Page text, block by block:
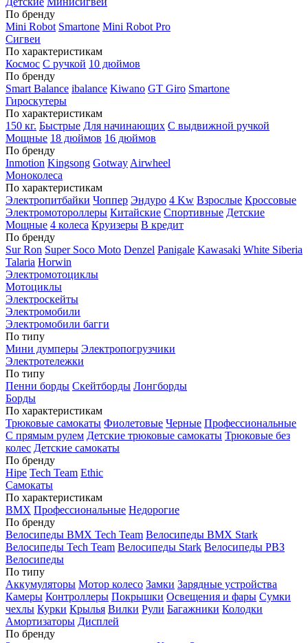
По бренду
Mini Robot Smartone Mini Robot Pro
Сигвеи
По характеристикам
Космос С ручкой 10 дюймов
По бренду
Smart Balance ibalance Kiwano GT Giro Smartone
Гироскутеры
По характеристикам
150 кг. Быстрые Для начинающих С выдвижной ручкой
Мощные 18 дюймов 16 дюймов
По бренду
Inmotion Kingsong Gotway Airwheel
Моноколеса
По характеристикам
Электропитбайки Чоппер Эндуро 4 Kw Взрослые Кроссовые
Электромотороллеры Китайские Спортивные Детские
Мощные 4 колеса Круизеры В кредит
По бренду
Sur Ron Super Soco Moto Denzel Panigale Kawasaki White Siberia
Talaria Horwin
Электромотоциклы
Мотоциклы
Электроскейты
Электромобили
Электромобили багги
По типу
Мини думперы Электропогрузчики
Электротележки
По типу
Пенни борды Скейтборды Лонгборды
Борды
По характеристикам
Трюковые самокаты Фиолетовые Черные Профессиональные
С прямым рулем Детские трюковые самокаты Трюковые без
колес Детские самокаты
По бренду
Hipe Tech Team Ethic
Самокаты
По характеристикам
BMX Профессиональные Недорогие
По бренду
Велосипеды BMX Tech Team Велосипеды BMX Stark
Велосипеды Tech Team Велосипеды Stark Велосипеды РВЗ
Велосипеды
По типу
Аккумуляторы Мотор колесо Замки Зарядные устройства
Камеры Контроллеры Покрышки Освещения и фары Сумки
чехлы Курки Крылья Вилки Рули Багажники Колодки
Амортизаторы Дисплей
По бренду